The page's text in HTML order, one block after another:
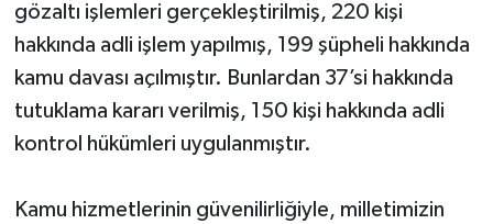
gözaltı işlemleri gerçekleştirilmiş, 220 kişi
hakkında adli işlem yapılmış, 199 şüpheli hakkında
kamu davası açılmıştır. Bunlardan 37’si hakkında
tutuklama kararı verilmiş, 150 kişi hakkında adli
kontrol hükümleri uygulanmıştır.
Kamu hizmetlerinin güvenilirliğiyle, milletimizin